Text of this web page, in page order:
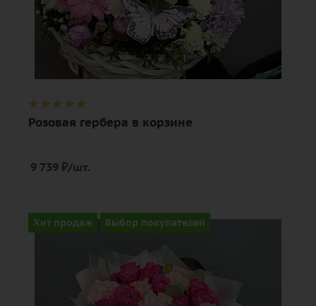
Розовая гербера в корзине
9 739 ₽/шт.
Хит продаж Выбор покупателей
Цвет
разноцветный, розовый
гвоздика (диантус), роза
пионовидная, эвкалипт, лента,